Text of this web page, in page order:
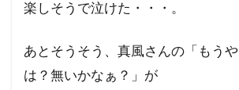
楽しそうで泣けた・・・。
あとそうそう、真風さんの「もう
は？無いかなぁ？」が